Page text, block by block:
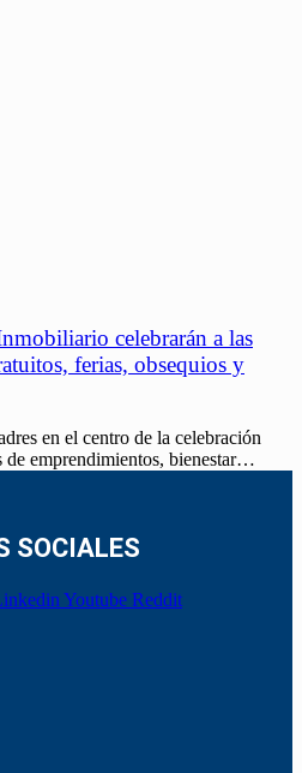
celebrarán a las
ferias, obsequios y
en el centro de la celebración
de emprendimientos, bienestar…
SOCIALES
Youtube Reddit